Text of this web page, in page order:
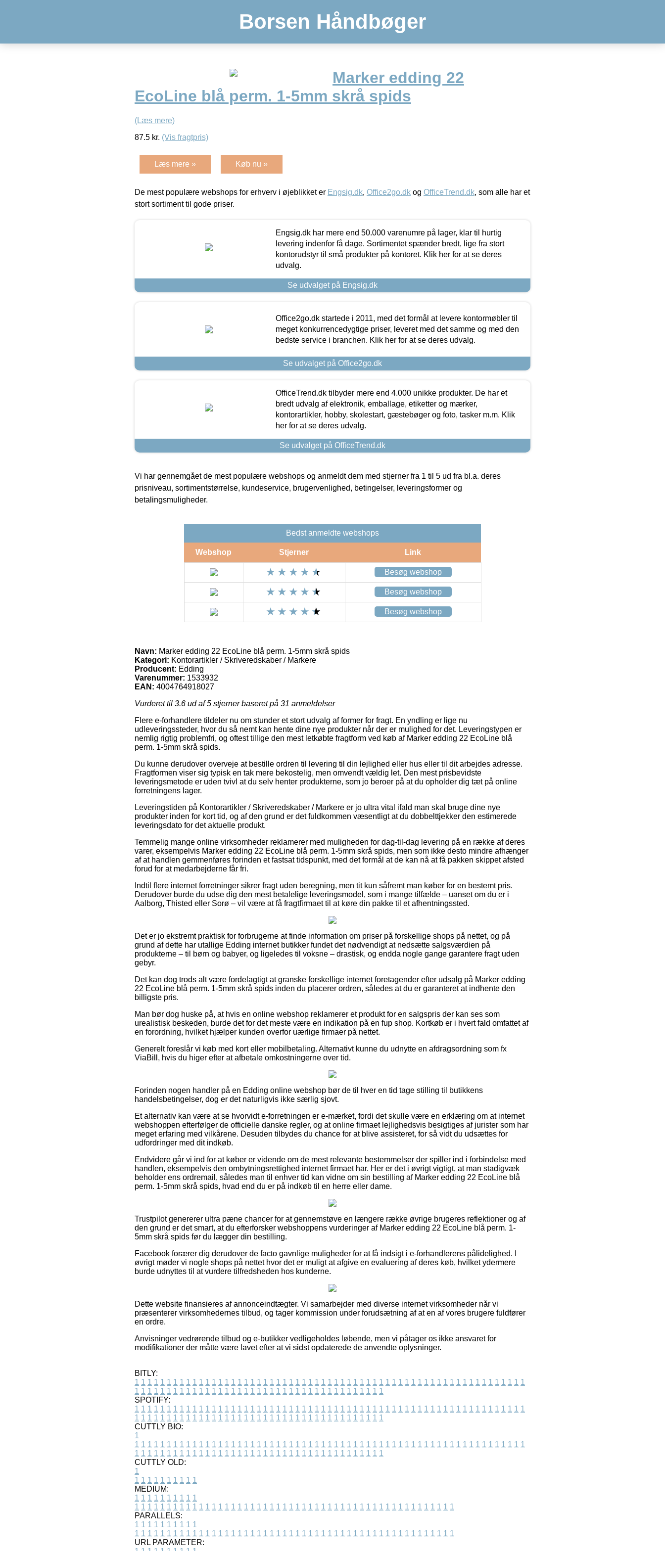
Borsen Håndbøger
Marker edding 22
EcoLine blå perm. 1-5mm skrå spids
(Læs mere)
87.5 kr. (Vis fragtpris)
Læs mere » Køb nu »
De mest populære webshops for erhverv i øjeblikket er Engsig.dk, Office2go.dk og OfficeTrend.dk, som alle har et
stort sortiment til gode priser.
Engsig.dk har mere end 50.000 varenumre på lager, klar til hurtig
levering indenfor få dage. Sortimentet spænder bredt, lige fra stort
kontorudstyr til små produkter på kontoret. Klik her for at se deres
udvalg.
Se udvalget på Engsig.dk
Office2go.dk startede i 2011, med det formål at levere kontormøbler til
meget konkurrencedygtige priser, leveret med det samme og med den
bedste service i branchen. Klik her for at se deres udvalg.
Se udvalget på Office2go.dk
OfficeTrend.dk tilbyder mere end 4.000 unikke produkter. De har et
bredt udvalg af elektronik, emballage, etiketter og mærker,
kontorartikler, hobby, skolestart, gæstebøger og foto, tasker m.m. Klik
her for at se deres udvalg.
Se udvalget på OfficeTrend.dk
Vi har gennemgået de mest populære webshops og anmeldt dem med stjerner fra 1 til 5 ud fra bl.a. deres
prisniveau, sortimentstørrelse, kundeservice, brugervenlighed, betingelser, leveringsformer og
betalingsmuligheder.
Bedst anmeldte webshops
Webshop Stjerner Link
Besøg webshop
Besøg webshop
Besøg webshop
Navn: Marker edding 22 EcoLine blå perm. 1-5mm skrå spids
Kategori: Kontorartikler / Skriveredskaber / Markere
Producent: Edding
Varenummer: 1533932
EAN: 4004764918027
Vurderet til 3.6 ud af 5 stjerner baseret på 31 anmeldelser
Flere e-forhandlere tildeler nu om stunder et stort udvalg af former for fragt. En yndling er lige nu
udleveringssteder, hvor du så nemt kan hente dine nye produkter når der er mulighed for det. Leveringstypen er
nemlig rigtig problemfri, og oftest tillige den mest letkøbte fragtform ved køb af Marker edding 22 EcoLine blå
perm. 1-5mm skrå spids.
Du kunne derudover overveje at bestille ordren til levering til din lejlighed eller hus eller til dit arbejdes adresse.
Fragtformen viser sig typisk en tak mere bekostelig, men omvendt vældig let. Den mest prisbevidste
leveringsmetode er uden tvivl at du selv henter produkterne, som jo beroer på at du opholder dig tæt på online
forretningens lager.
Leveringstiden på Kontorartikler / Skriveredskaber / Markere er jo ultra vital ifald man skal bruge dine nye
produkter inden for kort tid, og af den grund er det fuldkommen væsentligt at du dobbelttjekker den estimerede
leveringsdato for det aktuelle produkt.
Temmelig mange online virksomheder reklamerer med muligheden for dag-til-dag levering på en række af deres
varer, eksempelvis Marker edding 22 EcoLine blå perm. 1-5mm skrå spids, men som ikke desto mindre afhænger
af at handlen gemmenføres forinden et fastsat tidspunkt, med det formål at de kan nå at få pakken skippet afsted
forud for at medarbejderne får fri.
Indtil flere internet forretninger sikrer fragt uden beregning, men tit kun såfremt man køber for en bestemt pris.
Derudover burde du udse dig den mest betalelige leveringsmodel, som i mange tilfælde – uanset om du er i
Aalborg, Thisted eller Sorø – vil være at få fragtfirmaet til at køre din pakke til et afhentningssted.
Det er jo ekstremt praktisk for forbrugerne at finde information om priser på forskellige shops på nettet, og på
grund af dette har utallige Edding internet butikker fundet det nødvendigt at nedsætte salgsværdien på
produkterne – til børn og babyer, og ligeledes til voksne – drastisk, og endda nogle gange garantere fragt uden
gebyr.
Det kan dog trods alt være fordelagtigt at granske forskellige internet foretagender efter udsalg på Marker edding
22 EcoLine blå perm. 1-5mm skrå spids inden du placerer ordren, således at du er garanteret at indhente den
billigste pris.
Man bør dog huske på, at hvis en online webshop reklamerer et produkt for en salgspris der kan ses som
urealistisk beskeden, burde det for det meste være en indikation på en fup shop. Kortkøb er i hvert fald omfattet af
en forordning, hvilket hjælper kunden overfor uærlige firmaer på nettet.
Generelt foreslår vi køb med kort eller mobilbetaling. Alternativt kunne du udnytte en afdragsordning som fx
ViaBill, hvis du higer efter at afbetale omkostningerne over tid.
Forinden nogen handler på en Edding online webshop bør de til hver en tid tage stilling til butikkens
handelsbetingelser, dog er det naturligvis ikke særlig sjovt.
Et alternativ kan være at se hvorvidt e-forretningen er e-mærket, fordi det skulle være en erklæring om at internet
webshoppen efterfølger de officielle danske regler, og at online firmaet lejlighedsvis besigtiges af jurister som har
meget erfaring med vilkårene. Desuden tilbydes du chance for at blive assisteret, for så vidt du udsættes for
udfordringer med dit indkøb.
Endvidere går vi ind for at køber er vidende om de mest relevante bestemmelser der spiller ind i forbindelse med
handlen, eksempelvis den ombytningsrettighed internet firmaet har. Her er det i øvrigt vigtigt, at man stadigvæk
beholder ens ordremail, således man til enhver tid kan vidne om sin bestilling af Marker edding 22 EcoLine blå
perm. 1-5mm skrå spids, hvad end du er på indkøb til en herre eller dame.
Trustpilot genererer ultra pæne chancer for at gennemstøve en længere række øvrige brugeres reflektioner og af
den grund er det smart, at du efterforsker webshoppens vurderinger af Marker edding 22 EcoLine blå perm. 1-
5mm skrå spids før du lægger din bestilling.
Facebook forærer dig derudover de facto gavnlige muligheder for at få indsigt i e-forhandlerens pålidelighed. I
øvrigt møder vi nogle shops på nettet hvor det er muligt at afgive en evaluering af deres køb, hvilket ydermere
burde udnyttes til at vurdere tilfredsheden hos kunderne.
Dette website finansieres af annonceindtægter. Vi samarbejder med diverse internet virksomheder når vi
præsenterer virksomhedernes tilbud, og tager kommission under forudsætning af at en af vores brugere fuldfører
en ordre.
Anvisninger vedrørende tilbud og e-butikker vedligeholdes løbende, men vi påtager os ikke ansvaret for
modifikationer der måtte være lavet efter at vi sidst opdaterede de anvendte oplysninger.
BITLY:
1 1 1 1 1 1 1 1 1 1 1 1 1 1 1 1 1 1 1 1 1 1 1 1 1 1 1 1 1 1 1 1 1 1 1 1 1 1 1 1 1 1 1 1 1 1 1 1 1 1 1 1 1 1 1 1 1 1 1 1 1
1 1 1 1 1 1 1 1 1 1 1 1 1 1 1 1 1 1 1 1 1 1 1 1 1 1 1 1 1 1 1 1 1 1 1 1 1 1 1
SPOTIFY:
1 1 1 1 1 1 1 1 1 1 1 1 1 1 1 1 1 1 1 1 1 1 1 1 1 1 1 1 1 1 1 1 1 1 1 1 1 1 1 1 1 1 1 1 1 1 1 1 1 1 1 1 1 1 1 1 1 1 1 1 1
1 1 1 1 1 1 1 1 1 1 1 1 1 1 1 1 1 1 1 1 1 1 1 1 1 1 1 1 1 1 1 1 1 1 1 1 1 1 1
CUTTLY BIO:
1
1 1 1 1 1 1 1 1 1 1 1 1 1 1 1 1 1 1 1 1 1 1 1 1 1 1 1 1 1 1 1 1 1 1 1 1 1 1 1 1 1 1 1 1 1 1 1 1 1 1 1 1 1 1 1 1 1 1 1 1 1
1 1 1 1 1 1 1 1 1 1 1 1 1 1 1 1 1 1 1 1 1 1 1 1 1 1 1 1 1 1 1 1 1 1 1 1 1 1 1
CUTTLY OLD:
1
1 1 1 1 1 1 1 1 1 1
MEDIUM:
1 1 1 1 1 1 1 1 1 1
1 1 1 1 1 1 1 1 1 1 1 1 1 1 1 1 1 1 1 1 1 1 1 1 1 1 1 1 1 1 1 1 1 1 1 1 1 1 1 1 1 1 1 1 1 1 1 1 1 1
PARALLELS:
1 1 1 1 1 1 1 1 1 1
1 1 1 1 1 1 1 1 1 1 1 1 1 1 1 1 1 1 1 1 1 1 1 1 1 1 1 1 1 1 1 1 1 1 1 1 1 1 1 1 1 1 1 1 1 1 1 1 1 1
URL PARAMETER: